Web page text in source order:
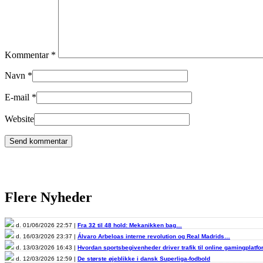
Kommentar *
Navn *
E-mail *
Website
Flere Nyheder
d. 01/06/2026 22:57 | Fra 32 til 48 hold: Mekanikken bag…
d. 16/03/2026 23:37 | Álvaro Arbeloas interne revolution og Real Madrids…
d. 13/03/2026 16:43 | Hvordan sportsbegivenheder driver trafik til online
d. 12/03/2026 12:59 | De største øjeblikke i dansk Superliga-fodbold